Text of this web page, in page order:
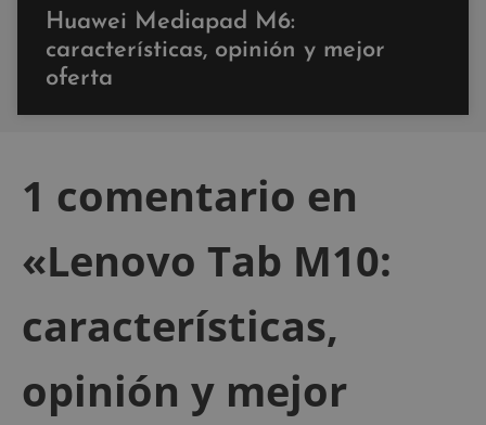
Huawei Mediapad M6:
características, opinión y mejor
oferta
1 comentario en
«Lenovo Tab M10:
características,
opinión y mejor